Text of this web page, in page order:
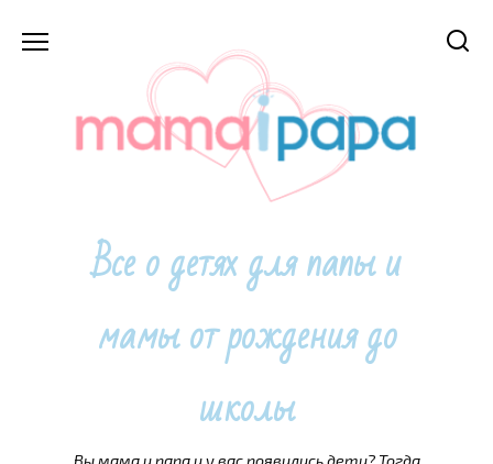
Все о детях для папы и
мамы от рождения до
школы